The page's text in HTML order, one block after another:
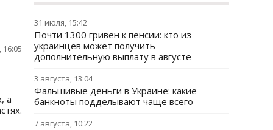
16:05
а
31 июля, 15:42
Почти 1300 гривен к пенсии: кто из
украинцев может получить
дополнительную выплату в августе
3 августа, 13:04
Фальшивые деньги в Украине: какие
банкноты подделывают чаще всего
7 августа, 10:22